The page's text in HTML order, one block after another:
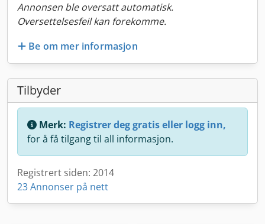
Annonsen ble oversatt automatisk.
Oversettelsesfeil kan forekomme.
Be om mer informasjon
Tilbyder
Merk: Registrer deg gratis eller logg inn,
for å få tilgang til all informasjon.
Registrert siden: 2014
23 Annonser på nett